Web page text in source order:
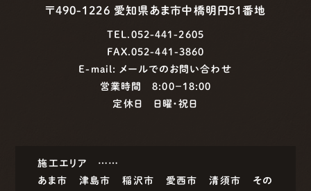
〒490-1226 愛知県あま市中橋明円51番地
TEL.052-441-2605
FAX.052-441-3860
E-mail: メールでのお問い合わせ
営業時間 8:00−18:00
定休日 日曜・祝日
施工エリア ……
あま市
津島市 稲沢市 愛西市 清須市
その